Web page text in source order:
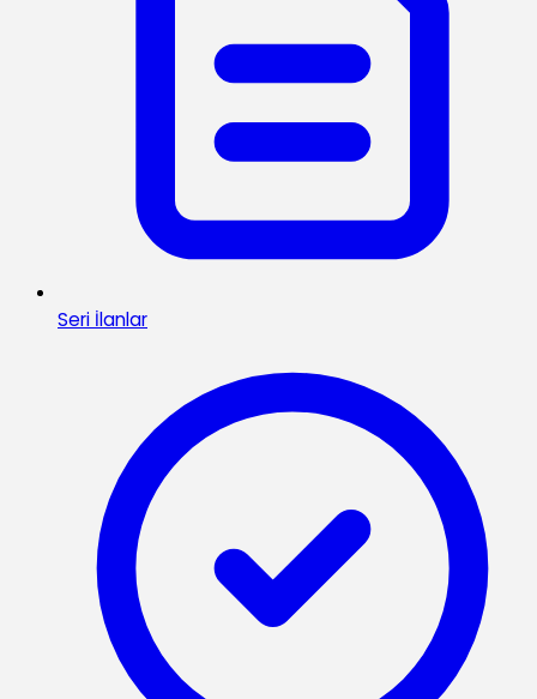
Seri İlanlar